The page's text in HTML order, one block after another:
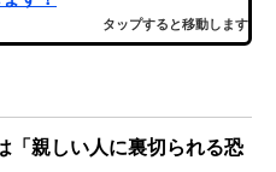
タップすると移動します
「親しい人に裏切られる恐